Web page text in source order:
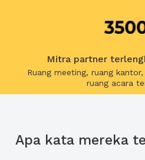
Mitra partner
Ruang meeting, ruang
ruang acara
Apa kata mereka